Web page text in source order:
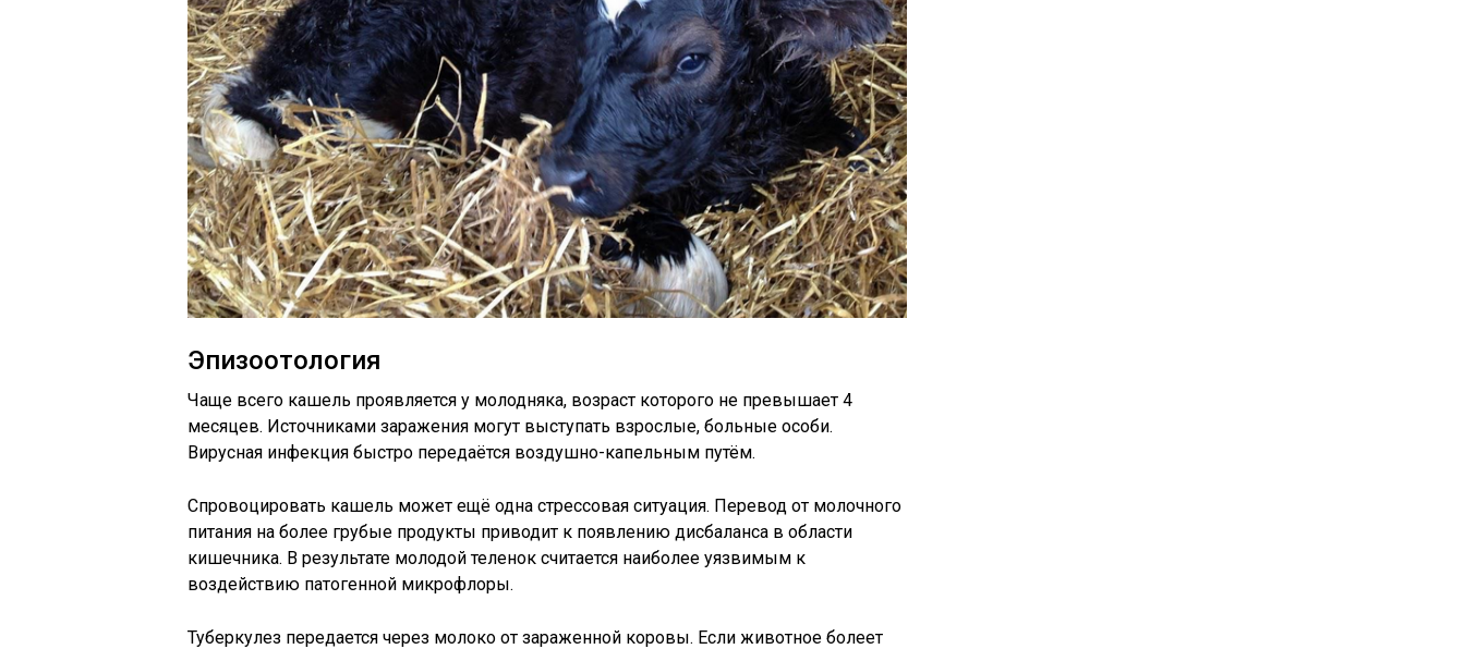
Эпизоотология
Чаще всего кашель проявляется у молодняка, возраст которого не превышает 4
месяцев. Источниками заражения могут выступать взрослые, больные особи.
Вирусная инфекция быстро передаётся воздушно-капельным путём.
Спровоцировать кашель может ещё одна стрессовая ситуация. Перевод от молочного
питания на более грубые продукты приводит к появлению дисбаланса в области
кишечника. В результате молодой теленок считается наиболее уязвимым к
воздействию патогенной микрофлоры.
Туберкулез передается через молоко от зараженной коровы. Если животное болеет